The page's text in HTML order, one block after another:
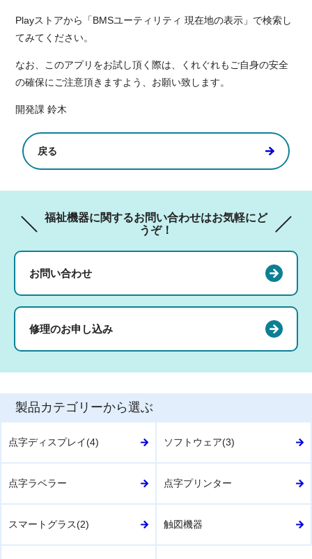
Playストアから「BMSユーティリティ 現在地の表示」で検索し
てみてください。
なお、このアプリをお試し頂く際は、くれぐれもご自身の安全
の確保にご注意頂きますよう、お願い致します。
開発課 鈴木
戻る
福祉機器に関するお問い合わせはお気軽にど
うぞ！
お問い合わせ
修理のお申し込み
製品カテゴリーから選ぶ
点字ディスプレイ(4) ソフトウェア(3)
点字ラベラー 点字プリンター
スマートグラス(2) 触図機器